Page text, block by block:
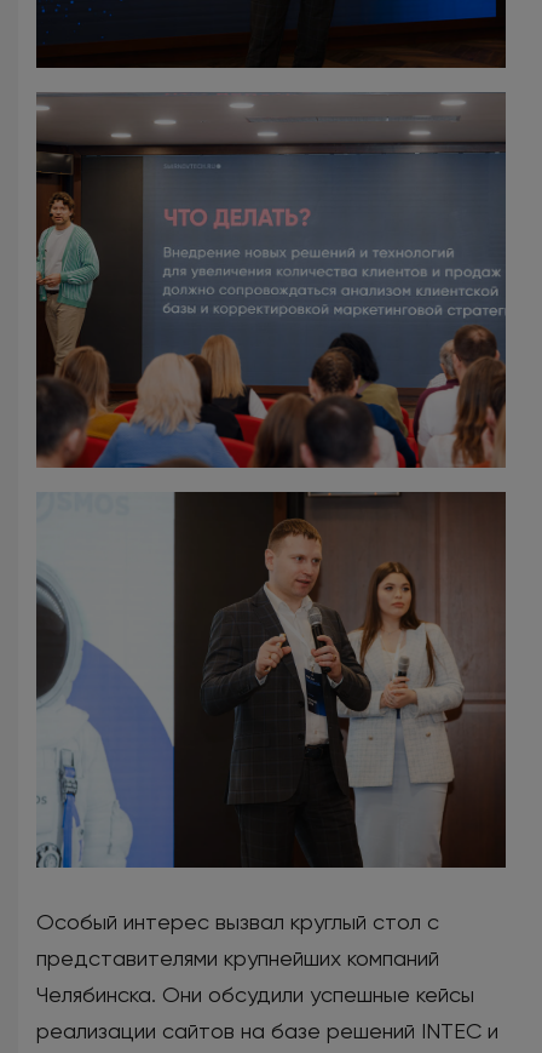
Особый интерес вызвал круглый стол с
представителями крупнейших компаний
Челябинска. Они обсудили успешные кейсы
реализации сайтов на базе решений INTEC и